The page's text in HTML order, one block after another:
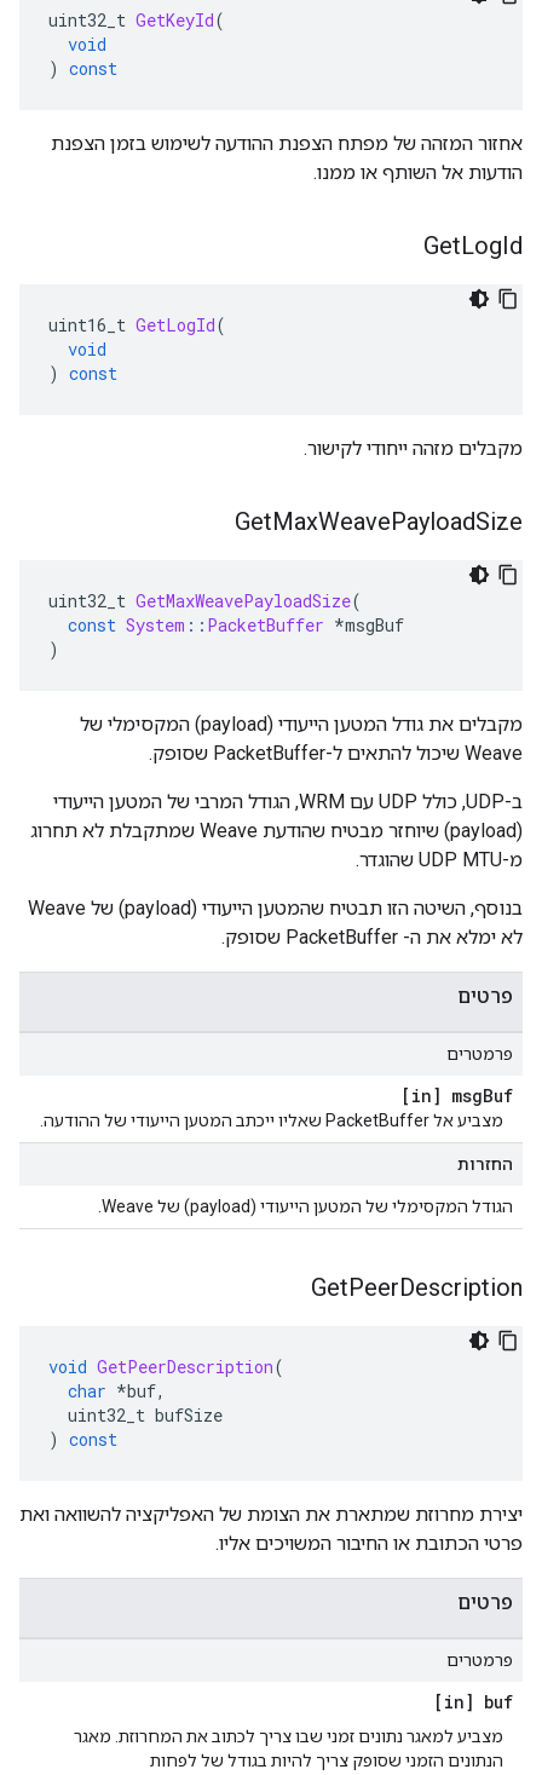
uint32_t GetKeyId(
void
) const
אחזור המזהה של מפתח הצפנת ההודעה לשימוש בזמן הצפנת
הודעות אל השותף או ממנו.
GetLogId
uint16_t GetLogId(
void
) const
מקבלים מזהה ייחודי לקישור.
GetMaxWeavePayloadSize
uint32_t GetMaxWeavePayloadSize(
const System :: PacketBuffer *msgBuf
)
מקבלים את גודל המטען הייעודי (payload) המקסימלי של
Weave שיכול להתאים ל-PacketBuffer שסופק.
ב-UDP, כולל UDP עם WRM, הגודל המרבי של המטען הייעודי
(payload) שיוחזר מבטיח שהודעת Weave שמתקבלת לא תחרוג
מ-UDP MTU שהוגדר.
בנוסף, השיטה הזו תבטיח שהמטען הייעודי (payload) של Weave
לא ימלא את ה- PacketBuffer שסופק.
פרטים
פרמטרים
[in] msgBuf
מצביע אל PacketBuffer שאליו ייכתב המטען הייעודי של ההודעה.
החזרות
הגודל המקסימלי של המטען הייעודי (payload) של Weave.
GetPeerDescription
void GetPeerDescription(
char *buf,
uint32_t bufSize
) const
יצירת מחרוזת שמתארת את הצומת של האפליקציה להשוואה ואת
פרטי הכתובת או החיבור המשויכים אליו.
פרטים
פרמטרים
[in] buf
מצביע למאגר נתונים זמני שבו צריך לכתוב את המחרוזת. מאגר
הנתונים הזמני שסופק צריך להיות בגודל של לפחות